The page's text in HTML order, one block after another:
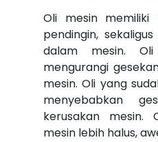
Oli mesin memiliki
pendingin,
dalam mesin.
mengurangi
mesin. Oli yang
menyebabkan
kerusakan
mesin lebih halus,